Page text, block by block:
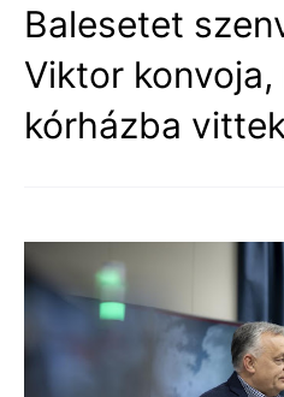
Balesetet
Viktor
kórházba vittek